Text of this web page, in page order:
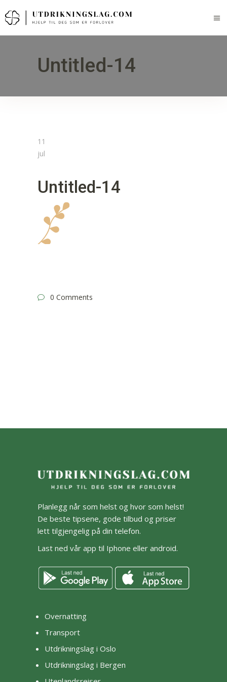
Untitled-14
11
jul
Untitled-14
0 Comments
Planlegg når som helst og hvor som helst!
De beste tipsene, gode tilbud og priser
lett tilgjengelig på din telefon.
Last ned vår app til Iphone eller android.
Overnatting
Transport
Utdrikningslag i Oslo
Utdrikningslag i Bergen